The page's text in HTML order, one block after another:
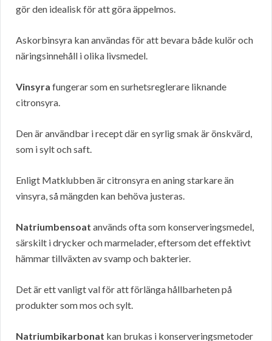
gör den idealisk för att göra äppelmos.
Askorbinsyra kan användas för att bevara både kulör och
näringsinnehåll i olika livsmedel.
Vinsyra fungerar som en surhetsreglerare liknande
citronsyra.
Den är användbar i recept där en syrlig smak är önskvärd,
som i sylt och saft.
Enligt Matklubben är citronsyra en aning starkare än
vinsyra, så mängden kan behöva justeras.
Natriumbensoat används ofta som konserveringsmedel,
särskilt i drycker och marmelader, eftersom det effektivt
hämmar tillväxten av svamp och bakterier.
Det är ett vanligt val för att förlänga hållbarheten på
produkter som mos och sylt.
Natriumbikarbonat kan brukas i konserveringsmetoder